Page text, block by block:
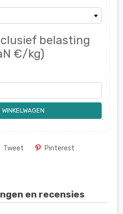
belasting
€/kg)
WINKELWAGEN
Tweet Pinterest
en recensies